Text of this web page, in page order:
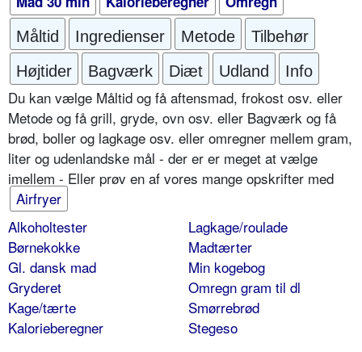
Måltid Ingredienser Metode
Tilbehør
Højtider
Bagværk Diæt Udland Info
Du kan vælge Måltid og få aftensmad, frokost osv. eller
Metode og få grill, gryde, ovn osv. eller Bagværk og få
brød, boller og lagkage osv. eller omregner mellem gram,
liter og udenlandske mål - der er er meget at vælge
imellem - Eller prøv en af vores mange opskrifter med
Airfryer
Alkoholtester
Børnekokke
Gl. dansk mad
Gryderet
Kage/tærte
Kalorieberegner
Lagkage/roulade
Madtærter
Min kogebog
Omregn gram til dl
Smørrebrød
Stegeso